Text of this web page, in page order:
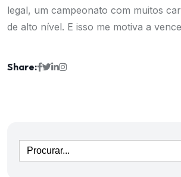
legal, um campeonato com muitos
de alto nível. E isso me motiva a
Share: